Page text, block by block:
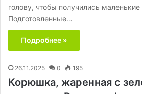
голову, чтобы получились
Подготовленные…
Подробнее »
26.11.2025 0 195
Корюшка, жаренная с